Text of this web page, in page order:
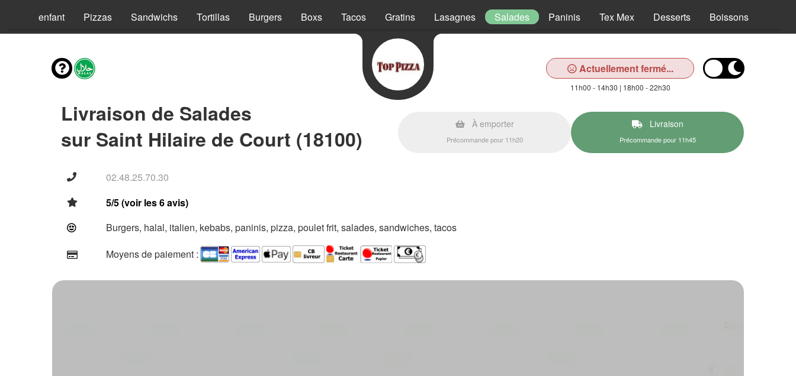
Menus enfant Pizzas Sandwichs Tortillas Burgers Boxs Tacos Gratins Lasagnes Salades Paninis Tex Mex Desserts Boissons
Actuellement fermé...
11h00 - 14h30 | 18h00 - 22h30
Livraison de Salades
sur Saint Hilaire de Court (18100)
À emporter
Précommande pour 11h20
Livraison
Précommande pour 11h45
02.48.25.70.30
5/5 (voir les 6 avis)
Burgers, halal, italien, kebabs, paninis, pizza, poulet frit, salades, sandwiches, tacos
Moyens de paiement :